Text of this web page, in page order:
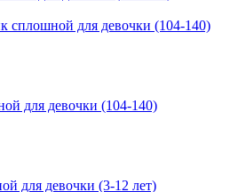
сплошной для девочки (104-140)
для девочки (104-140)